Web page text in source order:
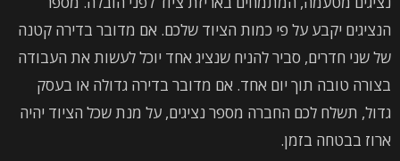
הנציגים יקבע על פי כמות הציוד שלכם. אם מדובר בדירה קטנה
של שני חדרים, סביר להניח שנציג אחד יוכל לעשות את העבודה
בצורה טובה תוך יום אחד. אם מדובר בדירה גדולה או בעסק
גדול, תשלח לכם החברה מספר נציגים, על מנת שכל הציוד יהיה
ארוז בבטחה בזמן.